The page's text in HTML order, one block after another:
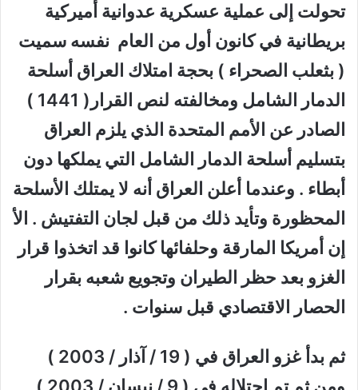
تحولت إلى عملية عسكرية عدوانية أميركية
بريطانية في كانون أول من العام نفسه سميت
( بثعلب الصحراء ) بحجة امتلاك العراق أسلحة
الدمار الشامل ومخالفته لنص القرار( 1441 )
الصادر عن الأمم المتحدة الذي يلزم العراق
بتسليم أسلحة الدمار الشامل التي يملكها دون
أبطاء . وعندما أعلن العراق أنه لا يمتلك الأسلحة
المحظورة وتأيد ذلك من قبل لجان التفتيش . الأ
إن أمريكا المارقة وحلفائها كانوا قد اتخذوا قرار
الغزو بعد حظر الطيران وتجويع شعبه بقرار
الحصار الاقتصادي قبل سنوات .
ثم بدأ غزو العراق في ( 19 / آذار / 2003 )